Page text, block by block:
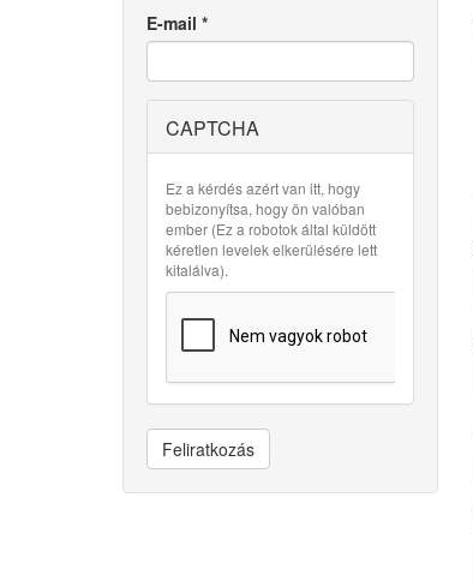
E-mail *
CAPTCHA
Ez a kérdés azért van itt, hogy
bebizonyítsa, hogy ön valóban
ember (Ez a robotok által küldött
kéretlen levelek elkerülésére lett
kitalálva).
Feliratkozás